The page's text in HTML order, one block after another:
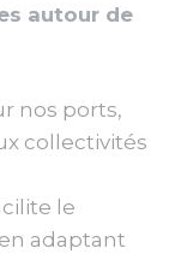
autour de
nos ports,
collectivités
le
adaptant